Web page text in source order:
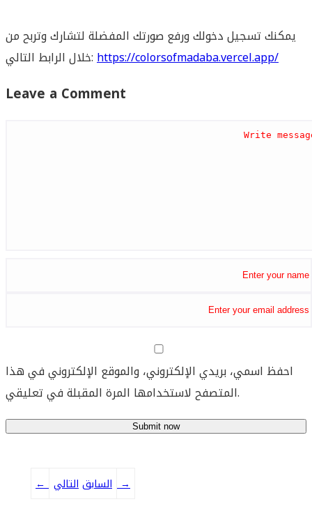
يمكنك تسجيل دخولك ورفع صورتك المفضلة لتشارك وتربح من
خلال الرابط التالي:https://colorsofmadaba.vercel.app/
Leave a Comment
احفظ اسمي، بريدي الإلكتروني، والموقع الإلكتروني في هذا
المتصفح لاستخدامها المرة المقبلة في تعليقي.
← السابق التالي→